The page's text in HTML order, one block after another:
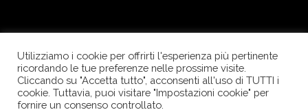
© Copyright Dolcezze di Ferrentino A. - P.IVA
IT02609400656 - Tutti i diritti riservati.
Corso Palatucci, 65 - 84013 Cava de’ Tirreni (SA) -
Utilizziamo i cookie per offrirti l'esperienza più pertinente
ricordando le tue preferenze nelle prossime visite.
Cliccando su "Accetta tutto", acconsenti all'uso di TUTTI i
cookie. Tuttavia, puoi visitare "Impostazioni cookie" per
fornire un consenso controllato.